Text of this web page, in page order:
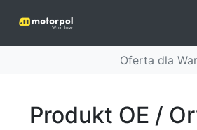
Oferta dla
Produkt OE /